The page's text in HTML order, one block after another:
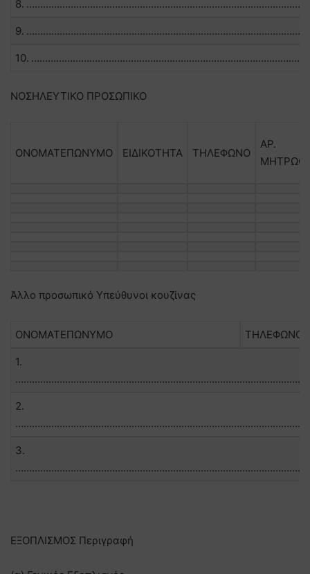
8.
9.
10.
ΝΟΣΗΛΕΥΤΙΚΟ ΠΡΟΣΩΠΙΚΟ
ΟΝΟΜΑΤΕΠΩΝΥΜΟ ΕΙΔΙΚΟΤΗΤΑ ΤΗΛΕΦΩΝΟ
ΑΡ.
Άλλο προσωπικό Υπεύθυνοι κουζίνας
ΟΝΟΜΑΤΕΠΩΝΥΜΟ ΤΗΛΕΦΩΝΟ
1.
2.
3.
ΕΞΟΠΛΙΣΜΟΣ Περιγραφή